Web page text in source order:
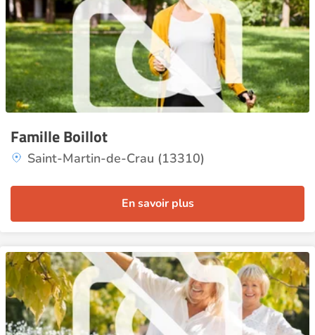
Famille Boillot
Saint-Martin-de-Crau (13310)
En savoir plus